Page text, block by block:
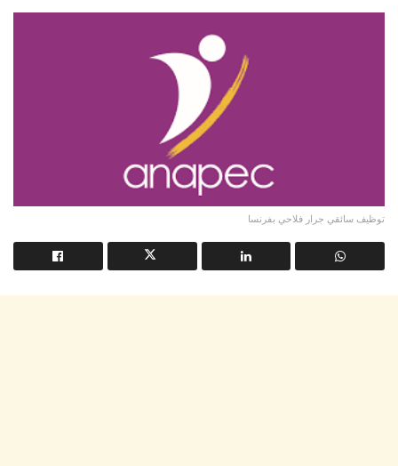
توظيف سائقي جرار فلاحي بفرنسا